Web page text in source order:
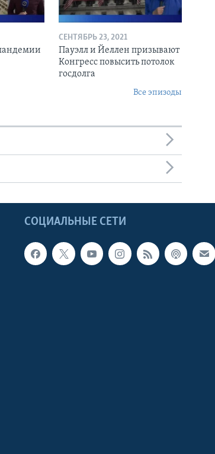
СЕНТЯБРЬ 23, 2021
Пауэлл и Йеллен призывают
Конгресс повысить потолок
госдолга
Все эпизоды
СОЦИАЛЬНЫЕ СЕТИ